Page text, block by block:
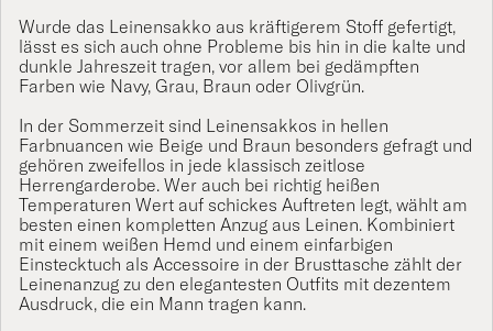
Wurde das Leinensakko aus kräftigerem Stoff gefertigt,
lässt es sich auch ohne Probleme bis hin in die kalte und
dunkle Jahreszeit tragen, vor allem bei gedämpften
Farben wie Navy, Grau, Braun oder Olivgrün.
In der Sommerzeit sind Leinensakkos in hellen
Farbnuancen wie Beige und Braun besonders gefragt und
gehören zweifellos in jede klassisch zeitlose
Herrengarderobe. Wer auch bei richtig heißen
Temperaturen Wert auf schickes Auftreten legt, wählt am
besten einen kompletten Anzug aus Leinen. Kombiniert
mit einem weißen Hemd und einem einfarbigen
Einstecktuch als Accessoire in der Brusttasche zählt der
Leinenanzug zu den elegantesten Outfits mit dezentem
Ausdruck, die ein Mann tragen kann.